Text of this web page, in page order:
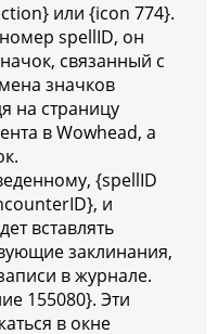
или {icon 774}.
spellID, он
связанный с
значков
на страницу
в Wowhead, а
{spellID
и
вставлять
заклинания,
в журнале.
155080}. Эти
в окне